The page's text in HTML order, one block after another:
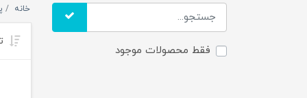
فقط محصولات موجود
خانه